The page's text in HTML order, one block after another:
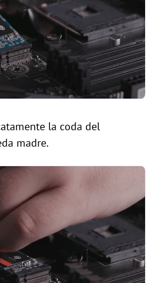
la coda del
madre.